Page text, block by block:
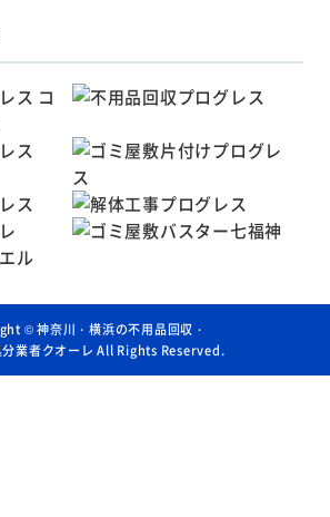
©神奈川・横浜の不用品回収・
業者クオーレ All Rights Reserved.